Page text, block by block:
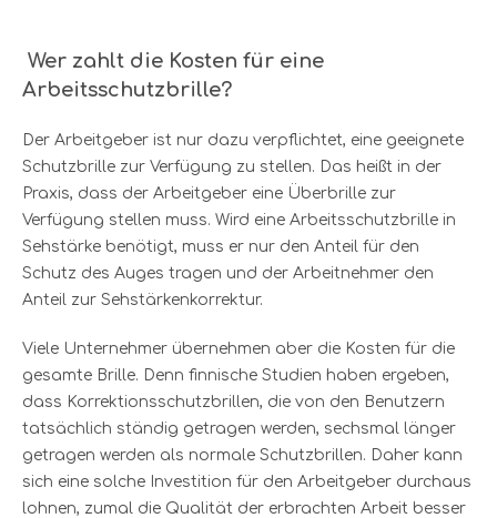
Wer zahlt die Kosten für eine
Arbeitsschutzbrille?
Der Arbeitgeber ist nur dazu verpflichtet, eine geeignete
Schutzbrille zur Verfügung zu stellen. Das heißt in der
Praxis, dass der Arbeitgeber eine Überbrille zur
Verfügung stellen muss. Wird eine Arbeitsschutzbrille in
Sehstärke benötigt, muss er nur den Anteil für den
Schutz des Auges tragen und der Arbeitnehmer den
Anteil zur Sehstärkenkorrektur.
Viele Unternehmer übernehmen aber die Kosten für die
gesamte Brille. Denn finnische Studien haben ergeben,
dass Korrektionsschutzbrillen, die von den Benutzern
tatsächlich ständig getragen werden, sechsmal länger
getragen werden als normale Schutzbrillen. Daher kann
sich eine solche Investition für den Arbeitgeber durchaus
lohnen, zumal die Qualität der erbrachten Arbeit besser